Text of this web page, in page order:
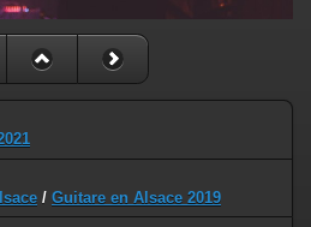
/ Guitare en Alsace 2019